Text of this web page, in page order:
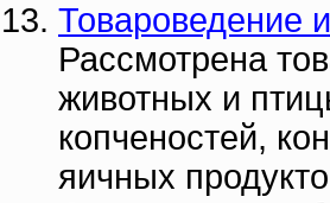
Товароведение
Рассмотрена
животных и
копченостей,
яичных